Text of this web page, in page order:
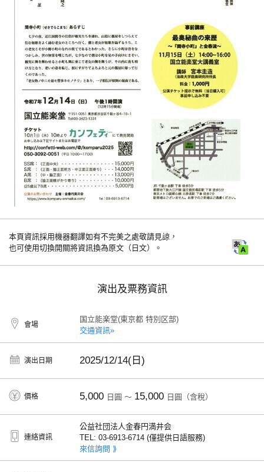
本頁資訊採用機器翻譯如有不完美之處敬請見諒，
也可使用切換開關將資訊換為原文（日文）。
演出及票務資訊
會場
国立能楽堂(東京都 特別区部)
交通資訊»
演出日期 2025/12/14(日)
價格 5,000 日圓 ～ 15,000 日圓（含稅）
連絡資訊
公益社団法人金春円満井会
TEL: 03-6913-6714 (僅提供日語服務)
來信詢問 ⟫